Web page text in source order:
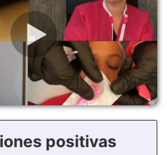
positivas